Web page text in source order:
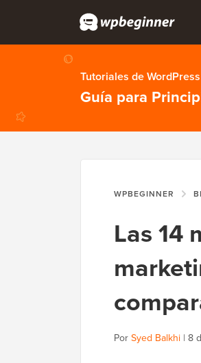
Tutoriales de
Guía para
WPBEGINNER
Las 14
PorSyed Balkhi | 8